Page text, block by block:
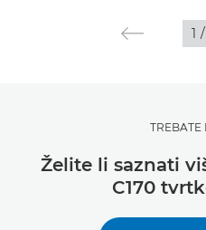
1 /
TREBATE
Želite li saznati
C170